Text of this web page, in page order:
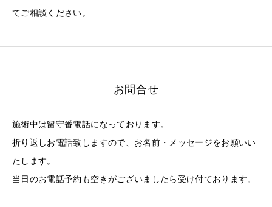
てご相談ください。
お問合せ
施術中は留守番電話になっております。
折り返しお電話致しますので、お名前・メッセージをお願いい
たします。
当日のお電話予約も空きがございましたら受け付ております。